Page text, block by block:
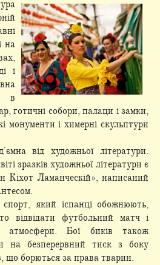
на
і
в
готичні собори, палаци і замки,
монументи і химерні скульптури
від художньої літератури.
зразків художньої літератури є
Кіхот Ламанческій», написаний
який іспанці обожнюють,
відвідати футбольний матч і
атмосфери. Бої биків також
на безперервний тиск з боку
що борються за права тварин.